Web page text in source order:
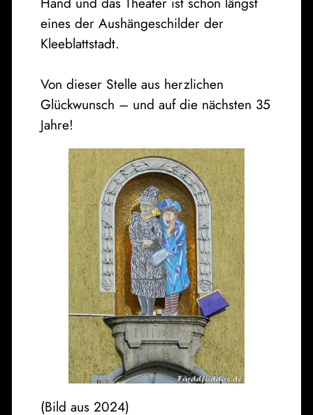
eines der Aushängeschilder der
Kleeblattstadt.
Von dieser Stelle aus herzlichen
Glückwunsch – und auf die nächsten 35
Jahre!
(Bild aus 2024)